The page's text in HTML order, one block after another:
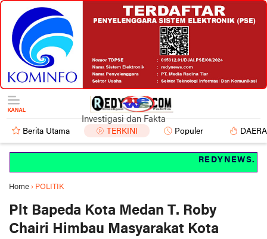
Investigasi dan Fakta
Berita Utama TERKINI Populer
Home › POLITIK
Plt Bapeda Kota Medan T. Roby
Chairi Himbau Masyarakat Kota